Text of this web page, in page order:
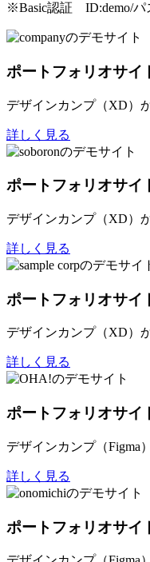
※Basic認証 ID:demo/パ
ポートフォリオサイ
デザインカンプ（XD）
詳しく見る
ポートフォリオサイ
デザインカンプ（XD）
詳しく見る
ポートフォリオサイ
デザインカンプ（XD）
詳しく見る
ポートフォリオサイ
デザインカンプ（Figma
詳しく見る
ポートフォリオサイ